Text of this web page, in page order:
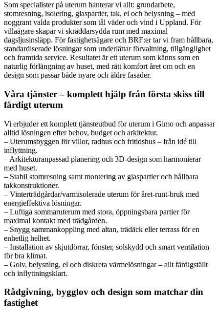
Som specialister på uterum hanterar vi allt: grundarbete,
stomresning, isolering, glaspartier, tak, el och belysning – med
noggrant valda produkter som tål väder och vind i Uppland. För
villaägare skapar vi skräddarsydda rum med maximal
dagsljusinsläpp. För fastighetsägare och BRF:er tar vi fram hållbara,
standardiserade lösningar som underlättar förvaltning, tillgänglighet
och framtida service. Resultatet är ett uterum som känns som en
naturlig förlängning av huset, med rätt komfort året om och en
design som passar både nyare och äldre fasader.
Våra tjänster – komplett hjälp från första skiss till
färdigt uterum
Vi erbjuder ett komplett tjänsteutbud för uterum i Gimo och anpassar
alltid lösningen efter behov, budget och arkitektur.
– Uterumsbyggen för villor, radhus och fritidshus – från idé till
inflyttning.
– Arkitekturanpassad planering och 3D-design som harmonierar
med huset.
– Stabil stomresning samt montering av glaspartier och hållbara
takkonstruktioner.
– Vinterträdgårdar/varmisolerade uterum för året-runt-bruk med
energieffektiva lösningar.
– Luftiga sommaruterum med stora, öppningsbara partier för
maximal kontakt med trädgården.
– Snygg sammankoppling med altan, trädäck eller terrass för en
enhetlig helhet.
– Installation av skjutdörrar, fönster, solskydd och smart ventilation
för bra klimat.
– Golv, belysning, el och diskreta värmelösningar – allt färdigställt
och inflyttningsklart.
Rådgivning, bygglov och design som matchar din
fastighet